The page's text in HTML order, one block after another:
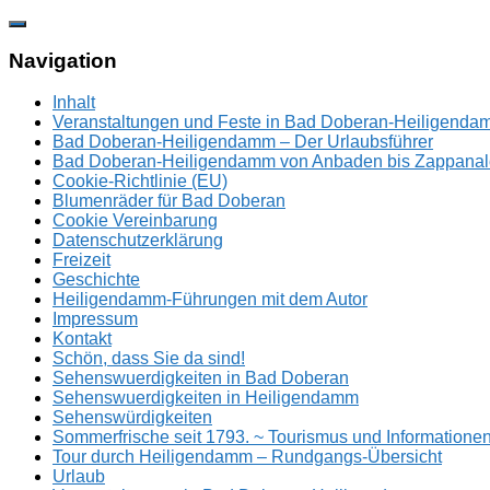
Zum
springen
Navigation
Inhalt
Veranstaltungen und Feste in Bad Doberan-
Bad Doberan-Heiligendamm – Der Urlaubsführer
Bad Doberan-Heiligendamm von Anbaden bis
Cookie-Richtlinie (EU)
Blumenräder für Bad Doberan
Cookie Vereinbarung
Datenschutzerklärung
Freizeit
Geschichte
Heiligendamm-Führungen mit dem Autor
Impressum
Kontakt
Schön, dass Sie da sind!
Sehenswuerdigkeiten in Bad Doberan
Sehenswuerdigkeiten in Heiligendamm
Sehenswürdigkeiten
Sommerfrische seit 1793. ~ Tourismus und
Tour durch Heiligendamm – Rundgangs-Übersicht
Urlaub